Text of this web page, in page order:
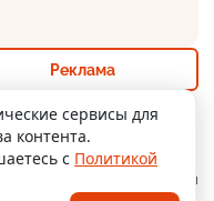
как +19
98%
Прислать новость
Политика
конфиденциальности
Реклама
сервисы для
контента.
с Политикой